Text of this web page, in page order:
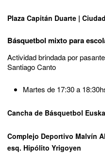
Plaza Capitán Duarte |
Básquetbol mixto para
Actividad brindada por
Santiago Canto
Martes de 17:30 a
Cancha de Básquetbol
Complejo Deportivo Malvín
esq. Hipólito Yrigoyen